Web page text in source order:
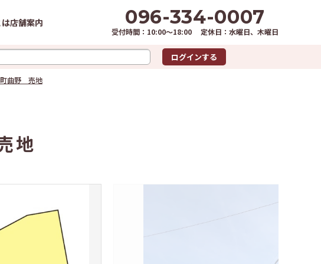
アイパッソの家(i-passo)
店舗案内 096-334-0007
受付時間：10:00～18:00 定休日：水曜日、木曜日
町曲野 売地
地